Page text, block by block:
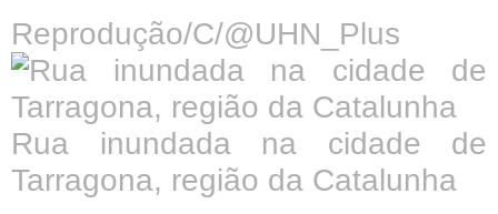
Reprodução/C/@UHN_Plus
Rua inundada na cidade de
Tarragona, região da Catalunha